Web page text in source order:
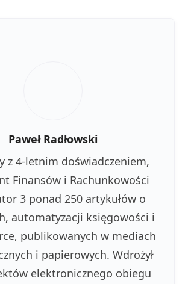
Paweł Radłowski
z 4-letnim doświadczeniem,
Finansów i Rachunkowości
3 ponad 250 artykułów o
automatyzacji księgowości i
publikowanych w mediach
i papierowych. Wdrożył
elektronicznego obiegu